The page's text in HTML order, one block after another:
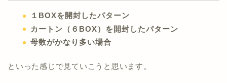
１BOXを開封したパターン
カートン（６BOX）を開封したパターン
母数がかなり多い場合
といった感じで見ていこうと思います。